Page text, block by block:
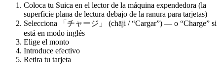
Coloca tu Suica en el lector de la máquina expendedora (la
superficie plana de lectura debajo de la ranura para tarjetas)
Selecciona 「チャージ」 (chāji / “Cargar”) — o “Charge” si
está en modo inglés
Elige el monto
Introduce efectivo
Retira tu tarjeta